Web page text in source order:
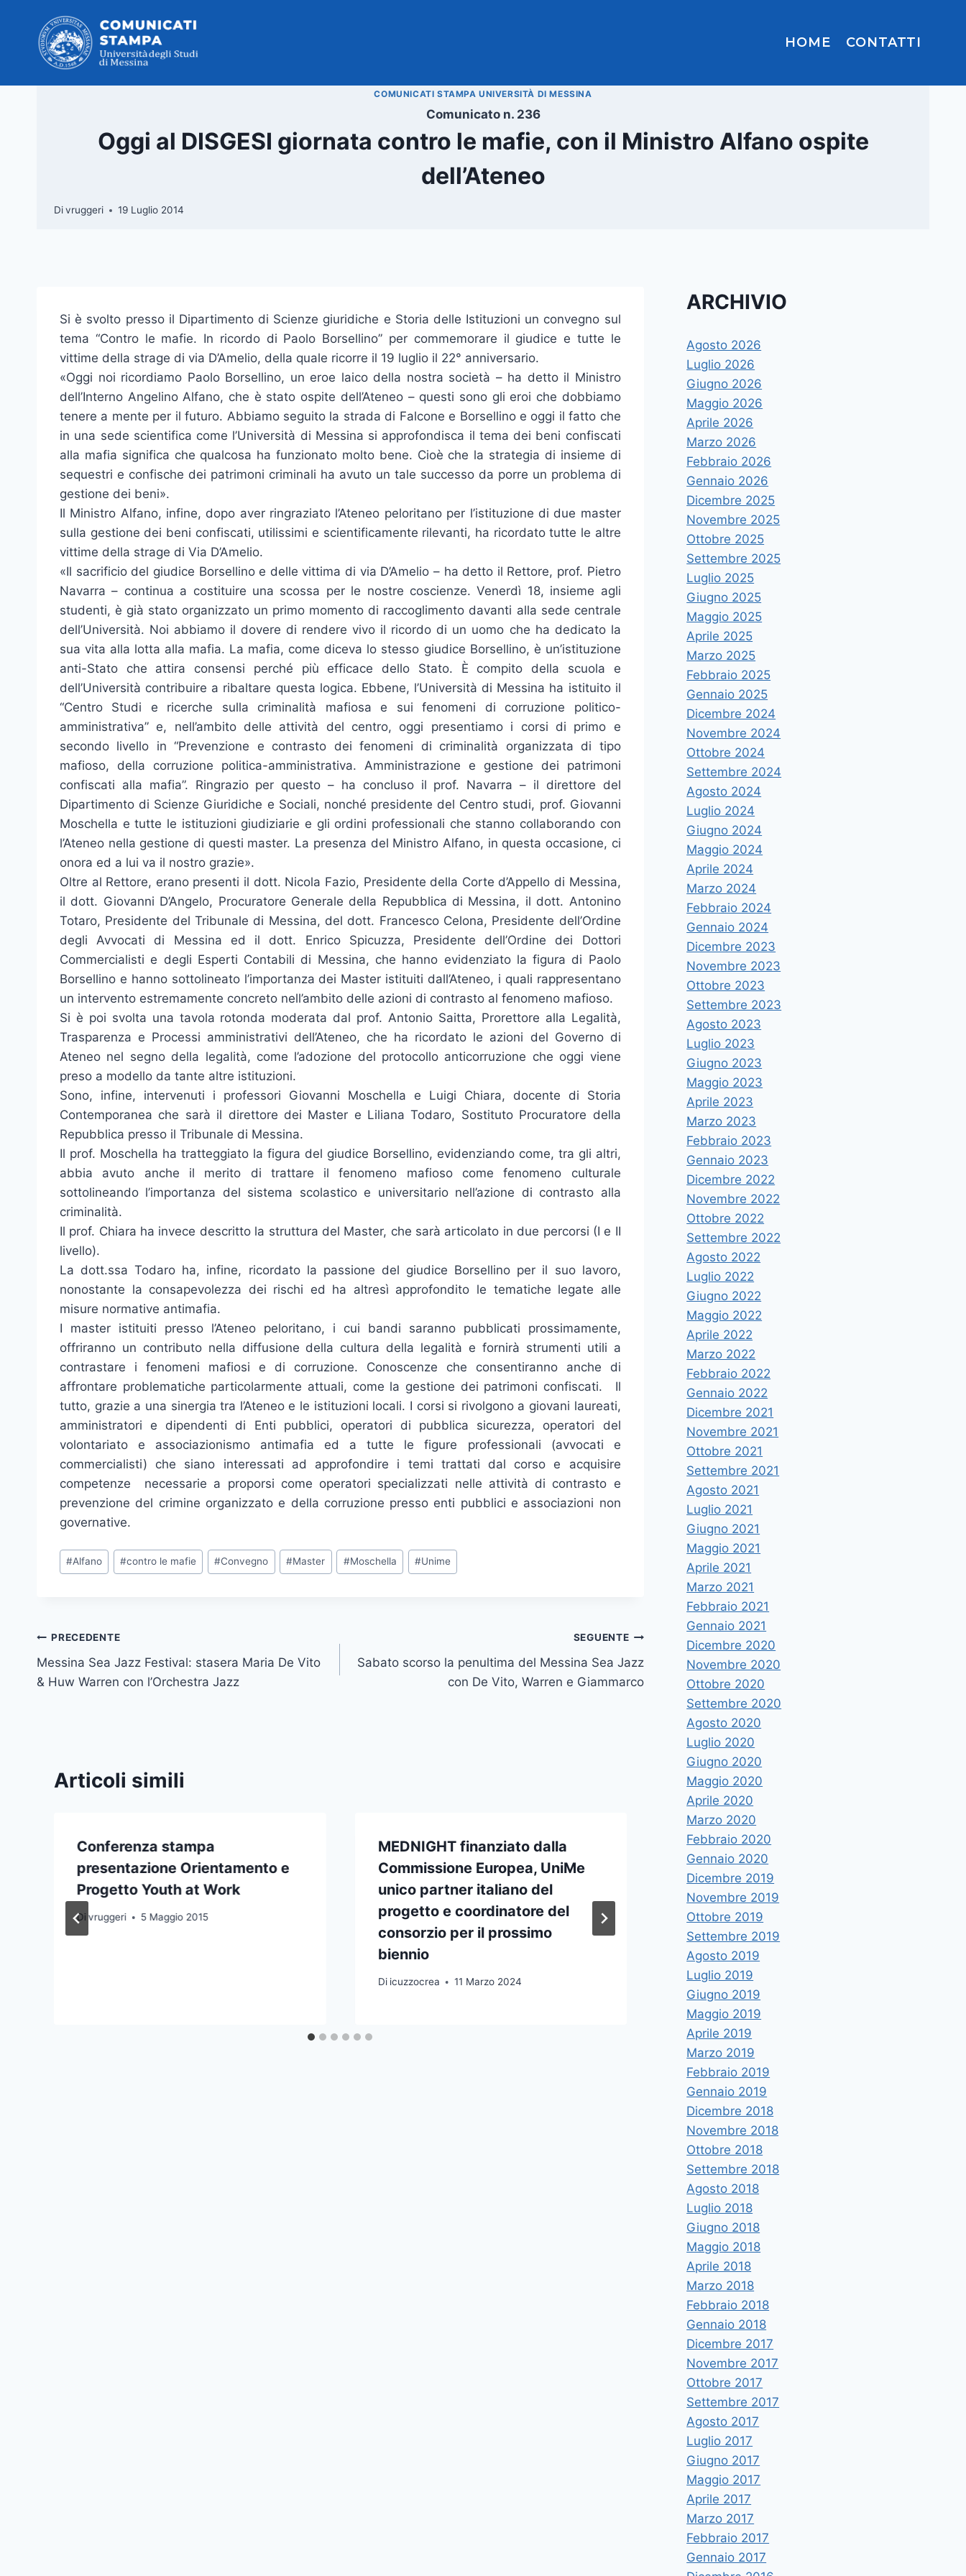
contenuto
HOME CONTATTI
COMUNICATI STAMPA UNIVERSITÀ DI MESSINA
Comunicato n. 236
Oggi al DISGESI giornata contro le mafie, con il Ministro Alfano ospite
dell’Ateneo
Divruggeri 19 Luglio 2014
Si è svolto presso il Dipartimento di Scienze giuridiche e Storia delle Istituzioni un convegno sul
tema “Contro le mafie. In ricordo di Paolo Borsellino” per commemorare il giudice e tutte le
vittime della strage di via D’Amelio, della quale ricorre il 19 luglio il 22° anniversario.
«Oggi noi ricordiamo Paolo Borsellino, un eroe laico della nostra società – ha detto il Ministro
dell’Interno Angelino Alfano, che è stato ospite dell’Ateneo – questi sono gli eroi che dobbiamo
tenere a mente per il futuro. Abbiamo seguito la strada di Falcone e Borsellino e oggi il fatto che
in una sede scientifica come l’Università di Messina si approfondisca il tema dei beni confiscati
alla mafia significa che qualcosa ha funzionato molto bene. Cioè che la strategia di insieme di
sequestri e confische dei patrimoni criminali ha avuto un tale successo da porre un problema di
gestione dei beni».
Il Ministro Alfano, infine, dopo aver ringraziato l’Ateneo peloritano per l’istituzione di due master
sulla gestione dei beni confiscati, utilissimi e scientificamente rilevanti, ha ricordato tutte le altre
vittime della strage di Via D’Amelio.
«Il sacrificio del giudice Borsellino e delle vittima di via D’Amelio – ha detto il Rettore, prof. Pietro
Navarra – continua a costituire una scossa per le nostre coscienze. Venerdì 18, insieme agli
studenti, è già stato organizzato un primo momento di raccoglimento davanti alla sede centrale
dell’Università. Noi abbiamo il dovere di rendere vivo il ricordo di un uomo che ha dedicato la
sua vita alla lotta alla mafia. La mafia, come diceva lo stesso giudice Borsellino, è un’istituzione
anti-Stato che attira consensi perché più efficace dello Stato. È compito della scuola e
dell’Università contribuire a ribaltare questa logica. Ebbene, l’Università di Messina ha istituito il
“Centro Studi e ricerche sulla criminalità mafiosa e sui fenomeni di corruzione politico-
amministrativa” e, nell’ambito delle attività del centro, oggi presentiamo i corsi di primo e
secondo livello in “Prevenzione e contrasto dei fenomeni di criminalità organizzata di tipo
mafioso, della corruzione politica-amministrativa. Amministrazione e gestione dei patrimoni
confiscati alla mafia”. Ringrazio per questo – ha concluso il prof. Navarra – il direttore del
Dipartimento di Scienze Giuridiche e Sociali, nonché presidente del Centro studi, prof. Giovanni
Moschella e tutte le istituzioni giudiziarie e gli ordini professionali che stanno collaborando con
l’Ateneo nella gestione di questi master. La presenza del Ministro Alfano, in questa occasione, ci
onora ed a lui va il nostro grazie».
Oltre al Rettore, erano presenti il dott. Nicola Fazio, Presidente della Corte d’Appello di Messina,
il dott. Giovanni D’Angelo, Procuratore Generale della Repubblica di Messina, il dott. Antonino
Totaro, Presidente del Tribunale di Messina, del dott. Francesco Celona, Presidente dell’Ordine
degli Avvocati di Messina ed il dott. Enrico Spicuzza, Presidente dell’Ordine dei Dottori
Commercialisti e degli Esperti Contabili di Messina, che hanno evidenziato la figura di Paolo
Borsellino e hanno sottolineato l’importanza dei Master istituiti dall’Ateneo, i quali rappresentano
un intervento estremamente concreto nell’ambito delle azioni di contrasto al fenomeno mafioso.
Si è poi svolta una tavola rotonda moderata dal prof. Antonio Saitta, Prorettore alla Legalità,
Trasparenza e Processi amministrativi dell’Ateneo, che ha ricordato le azioni del Governo di
Ateneo nel segno della legalità, come l’adozione del protocollo anticorruzione che oggi viene
preso a modello da tante altre istituzioni.
Sono, infine, intervenuti i professori Giovanni Moschella e Luigi Chiara, docente di Storia
Contemporanea che sarà il direttore dei Master e Liliana Todaro, Sostituto Procuratore della
Repubblica presso il Tribunale di Messina.
Il prof. Moschella ha tratteggiato la figura del giudice Borsellino, evidenziando come, tra gli altri,
abbia avuto anche il merito di trattare il fenomeno mafioso come fenomeno culturale
sottolineando l’importanza del sistema scolastico e universitario nell’azione di contrasto alla
criminalità.
Il prof. Chiara ha invece descritto la struttura del Master, che sarà articolato in due percorsi (I e II
livello).
La dott.ssa Todaro ha, infine, ricordato la passione del giudice Borsellino per il suo lavoro,
nonostante la consapevolezza dei rischi ed ha altresì approfondito le tematiche legate alle
misure normative antimafia.
I master istituiti presso l’Ateneo peloritano, i cui bandi saranno pubblicati prossimamente,
offriranno un contributo nella diffusione della cultura della legalità e fornirà strumenti utili a
contrastare i fenomeni mafiosi e di corruzione. Conoscenze che consentiranno anche di
affrontare problematiche particolarmente attuali, come la gestione dei patrimoni confiscati. Il
tutto, grazie a una sinergia tra l’Ateneo e le istituzioni locali. I corsi si rivolgono a giovani laureati,
amministratori e dipendenti di Enti pubblici, operatori di pubblica sicurezza, operatori del
volontariato e associazionismo antimafia ed a tutte le figure professionali (avvocati e
commercialisti) che siano interessati ad approfondire i temi trattati dal corso e acquisire
competenze necessarie a proporsi come operatori specializzati nelle attività di contrasto e
prevenzione del crimine organizzato e della corruzione presso enti pubblici e associazioni non
governative.
Tag
articolo:
#Alfano #contro le mafie #Convegno #Master #Moschella #Unime
Navigazione
articoli
PRECEDENTE
Messina Sea Jazz Festival: stasera Maria De Vito
& Huw Warren con l’Orchestra Jazz
SEGUENTE
Sabato scorso la penultima del Messina Sea Jazz
con De Vito, Warren e Giammarco
Articoli simili
Conferenza stampa
presentazione Orientamento e
Progetto Youth at Work
Di vruggeri 5 Maggio 2015
MEDNIGHT finanziato dalla
Commissione Europea, UniMe
unico partner italiano del
progetto e coordinatore del
consorzio per il prossimo
biennio
Di icuzzocrea 11 Marzo 2024
Mercoledì 21 Workshop sul
tema del Sustainability
Reporting, ospite il dott. Van
der Enden
Diastramandino 15 Settembre 2022
ARCHIVIO
Agosto 2026
Luglio 2026
Giugno 2026
Maggio 2026
Aprile 2026
Marzo 2026
Febbraio 2026
Gennaio 2026
Dicembre 2025
Novembre 2025
Ottobre 2025
Settembre 2025
Luglio 2025
Giugno 2025
Maggio 2025
Aprile 2025
Marzo 2025
Febbraio 2025
Gennaio 2025
Dicembre 2024
Novembre 2024
Ottobre 2024
Settembre 2024
Agosto 2024
Luglio 2024
Giugno 2024
Maggio 2024
Aprile 2024
Marzo 2024
Febbraio 2024
Gennaio 2024
Dicembre 2023
Novembre 2023
Ottobre 2023
Settembre 2023
Agosto 2023
Luglio 2023
Giugno 2023
Maggio 2023
Aprile 2023
Marzo 2023
Febbraio 2023
Gennaio 2023
Dicembre 2022
Novembre 2022
Ottobre 2022
Settembre 2022
Agosto 2022
Luglio 2022
Giugno 2022
Maggio 2022
Aprile 2022
Marzo 2022
Febbraio 2022
Gennaio 2022
Dicembre 2021
Novembre 2021
Ottobre 2021
Settembre 2021
Agosto 2021
Luglio 2021
Giugno 2021
Maggio 2021
Aprile 2021
Marzo 2021
Febbraio 2021
Gennaio 2021
Dicembre 2020
Novembre 2020
Ottobre 2020
Settembre 2020
Agosto 2020
Luglio 2020
Giugno 2020
Maggio 2020
Aprile 2020
Marzo 2020
Febbraio 2020
Gennaio 2020
Dicembre 2019
Novembre 2019
Ottobre 2019
Settembre 2019
Agosto 2019
Luglio 2019
Giugno 2019
Maggio 2019
Aprile 2019
Marzo 2019
Febbraio 2019
Gennaio 2019
Dicembre 2018
Novembre 2018
Ottobre 2018
Settembre 2018
Agosto 2018
Luglio 2018
Giugno 2018
Maggio 2018
Aprile 2018
Marzo 2018
Febbraio 2018
Gennaio 2018
Dicembre 2017
Novembre 2017
Ottobre 2017
Settembre 2017
Agosto 2017
Luglio 2017
Giugno 2017
Maggio 2017
Aprile 2017
Marzo 2017
Febbraio 2017
Gennaio 2017